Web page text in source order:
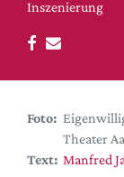
DdB-map
Kalender
Hefte
Alle Hefte
Inszenierung
Foto:
Theater
Text: Manfred